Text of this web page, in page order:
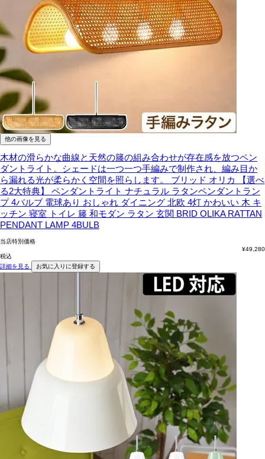
他の画像を見る
木材の滑らかな曲線と天然の籐の組み合わせが存在感を放つペン
ダントライト。シェードは一つ一つ手編みで制作され、編み目か
ら漏れる光が柔らかく空間を照らします。
ブリッド オリカ 【選べ
る2大特典】 ペンダントライト ナチュラル ラタンペンダントラン
プ 4バルブ 電球あり おしゃれ ダイニング 北欧 4灯 かわいい 木 キ
ッチン 寝室 トイレ 籐 和モダン ラタン 玄関 BRID OLIKA RATTAN
PENDANT LAMP 4BULB
当店特別価格
¥49,280
税込
詳細を見る
お気に入りに登録する